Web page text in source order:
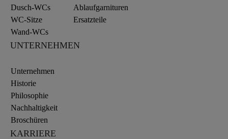
Dusch-WCs
WC-Sitze
Wand-WCs
Ablaufgarnituren
Ersatzteile
UNTERNEHMEN
Unternehmen
Historie
Philosophie
Nachhaltigkeit
Broschüren
KARRIERE